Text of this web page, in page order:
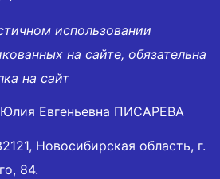
использовании
на сайте, обязательна
на сайт
Евгеньевна ПИСАРЕВА
Новосибирская область, г.
84.